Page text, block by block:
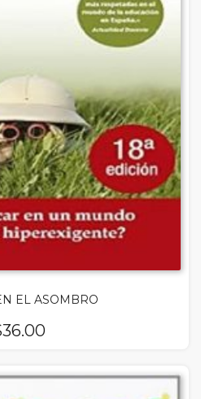
EL ASOMBRO
36.00